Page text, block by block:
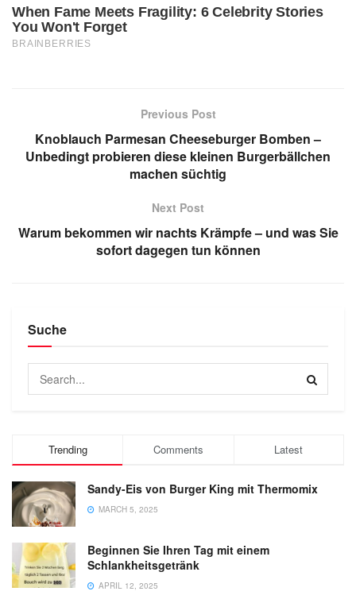
Previous Post
Knoblauch Parmesan Cheeseburger Bomben –
Unbedingt probieren diese kleinen Burgerbällchen
machen süchtig
Next Post
Warum bekommen wir nachts Krämpfe – und was Sie
sofort dagegen tun können
Suche
Trending Comments Latest
Sandy-Eis von Burger King mit Thermomix
MARCH 5, 2025
Beginnen Sie Ihren Tag mit einem
Schlankheitsgetränk
APRIL 12, 2025